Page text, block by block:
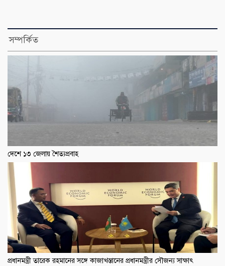
সম্পর্কিত
দেশে ১৩ জেলায় শৈত্যপ্রবাহ
প্রধানমন্ত্রী তারেক রহমানের সঙ্গে কাজাখস্তানের প্রধানমন্ত্রীর সৌজন্য সাক্ষাৎ